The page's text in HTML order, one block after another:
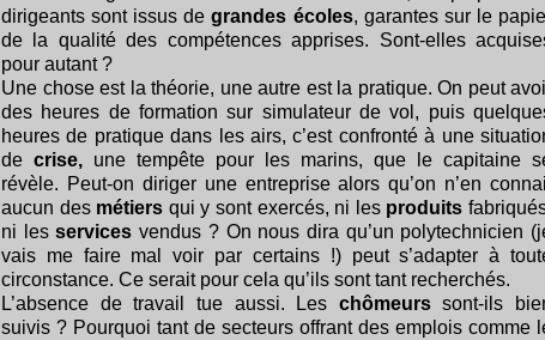
dirigeants sont issus degrandes écoles, garantes sur le
de la qualité des compétences apprises. Sont-elles
pour autant ?
Une chose est la théorie, une autre est la pratique. On peut
des heures de formation sur simulateur de vol, puis
heures de pratique dans les airs, c’est confronté à une
de crise, une tempête pour les marins, que le capitaine
révèle. Peut-on diriger une entreprise alors qu’on n’en
aucun des métiers qui y sont exercés, ni les produits
ni lesservices vendus ? On nous dira qu’un polytechnicien
vais me faire mal voir par certains !) peut s’adapter à
circonstance. Ce serait pour cela qu’ils sont tant recherchés.
L’absence de travail tue aussi. Les chômeurssont-ils
suivis ? Pourquoi tant de secteurs offrant des emplois comme